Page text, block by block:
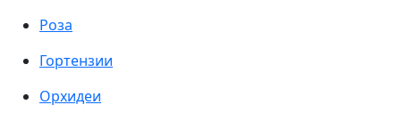
Роза
Гортензии
Орхидеи